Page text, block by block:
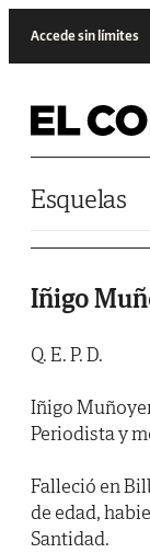
Accede sin límites
Esquelas
Iñigo
Q. E. P. D.
Iñigo
Periodista y
Falleció en
de edad,
Santidad.